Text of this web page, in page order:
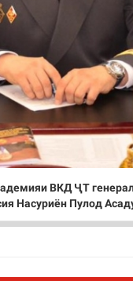
ВКД ҶТ
Насуриён Пулод